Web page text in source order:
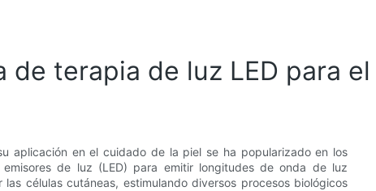
de terapia de luz LED para
aplicación en el cuidado de la piel se ha popularizado en los
de luz (LED) para emitir longitudes de onda de luz
células cutáneas, estimulando diversos procesos biológicos